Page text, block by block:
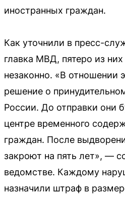
иностранных граждан.
Как уточнили в пресс-
главка МВД, пятеро из
незаконно. «В отношении
решение о
России. До отправки они
центре временного
граждан. После
закроют на пять лет», —
ведомстве. Каждому
назначили штраф в